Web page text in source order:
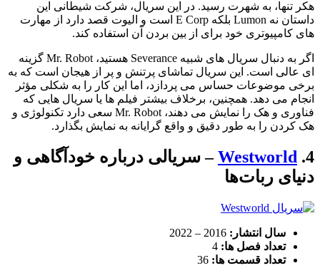
هکر تنها، به شهرت رسید. در این سریال، شرکت شیطانی این
داستان نه Lumon بلکه E Corp است و الیوت قصد دارد از مهارت
های کامپیوتری خود برای از بین بردن آن استفاده کند.
اگر به دنبال سریال های شبیه Severance هستید، Mr. Robot گزینه
ای عالی است. این سریال تماشای پرتنش و پر از هیجان است که به
برخی موضوعات حساس می پردازد، اما این کار را به شکلی مؤثر
انجام می دهد. همچنین، برخلاف بیشتر فیلم ها یا سریال هایی که
فناوری و هک را نمایش می دهند، Mr. Robot سعی دارد تکنولوژی و
هک کردن را به طور دقیق و واقع گرایانه به نمایش بگذارد.
4.
Westworld– سریالی درباره خودآگاهی و
دنیای ربات‌ها
سال انتشار:
تعداد فصل ها:
تعداد قسمت ها: